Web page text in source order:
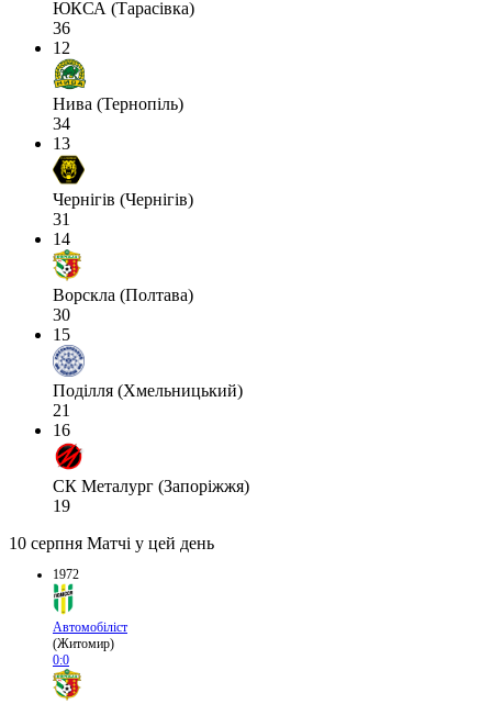
ЮКСА (Тарасівка)
36
12
Нива (Тернопіль)
34
13
Чернігів (Чернігів)
31
14
Ворскла (Полтава)
30
15
Поділля (Хмельницький)
21
16
СК Металург (Запоріжжя)
19
10 серпня Матчі у цей день
1972
Автомобіліст
(Житомир)
0:0